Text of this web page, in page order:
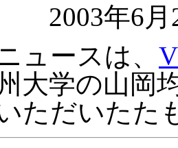
2003年6
ュースは、
大学の山岡
ただいたた